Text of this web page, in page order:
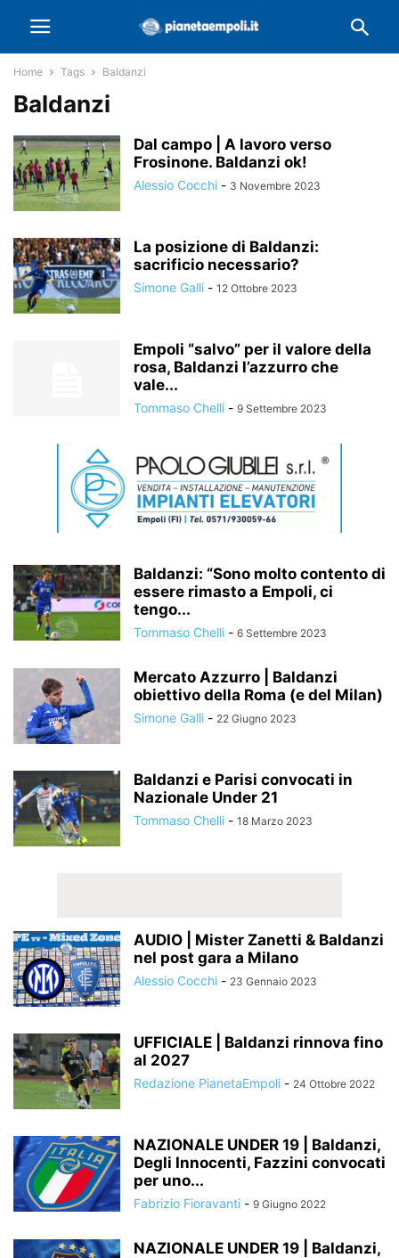
Home Tags Baldanzi
Baldanzi
Dal campo | A lavoro verso
Frosinone. Baldanzi ok!
Alessio Cocchi - 3 Novembre 2023
La posizione di Baldanzi:
sacrificio necessario?
Simone Galli - 12 Ottobre 2023
Empoli “salvo” per il valore della
rosa, Baldanzi l’azzurro che
vale...
Tommaso Chelli - 9 Settembre 2023
Baldanzi: “Sono molto contento di
essere rimasto a Empoli, ci
tengo...
Tommaso Chelli - 6 Settembre 2023
Mercato Azzurro | Baldanzi
obiettivo della Roma (e del Milan)
Simone Galli - 22 Giugno 2023
Baldanzi e Parisi convocati in
Nazionale Under 21
Tommaso Chelli - 18 Marzo 2023
AUDIO | Mister Zanetti & Baldanzi
nel post gara a Milano
Alessio Cocchi - 23 Gennaio 2023
UFFICIALE | Baldanzi rinnova fino
al 2027
Redazione PianetaEmpoli - 24 Ottobre 2022
NAZIONALE UNDER 19 | Baldanzi,
Degli Innocenti, Fazzini convocati
per uno...
Fabrizio Fioravanti - 9 Giugno 2022
NAZIONALE UNDER 19 | Baldanzi,